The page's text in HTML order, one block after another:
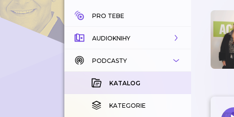
PRO TEBE
AUDIOKNIHY
KATALOG
KOUPENÉ
KATEGORIE
PODCASTY
KATALOG
KATEGORIE